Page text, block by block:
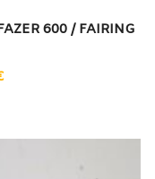
600 / FAIRING